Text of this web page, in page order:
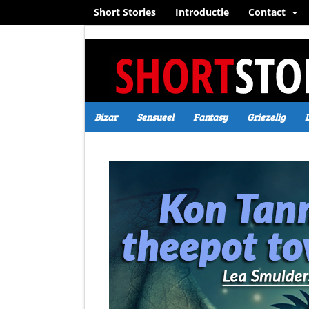
Short Stories Introductie Contact
Bizar Sensueel Fantasy Griezelig